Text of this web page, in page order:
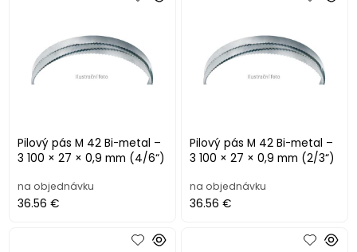
Pilový pás M 42 Bi-metal –
3 100 × 27 × 0,9 mm (4/6“)
na objednávku
36.56 €
Pilový pás M 42 Bi-metal –
3 100 × 27 × 0,9 mm (2/3“)
na objednávku
36.56 €